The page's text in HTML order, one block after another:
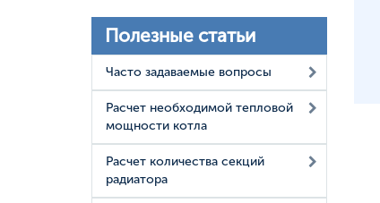
Полезные статьи
Часто задаваемые вопросы
Расчет необходимой тепловой
мощности котла
Расчет количества секций
радиатора